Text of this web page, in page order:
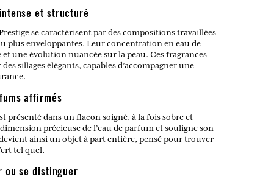
et structuré
se caractérisent par des compositions travaillées
plus enveloppantes. Leur concentration en eau de
une évolution nuancée sur la peau. Ces fragrances
sillages élégants, capables d’accompagner une
affirmés
présenté dans un flacon soigné, à la fois sobre et
précieuse de l’eau de parfum et souligne son
ainsi un objet à part entière, pensé pour trouver
tel quel.
ou se distinguer